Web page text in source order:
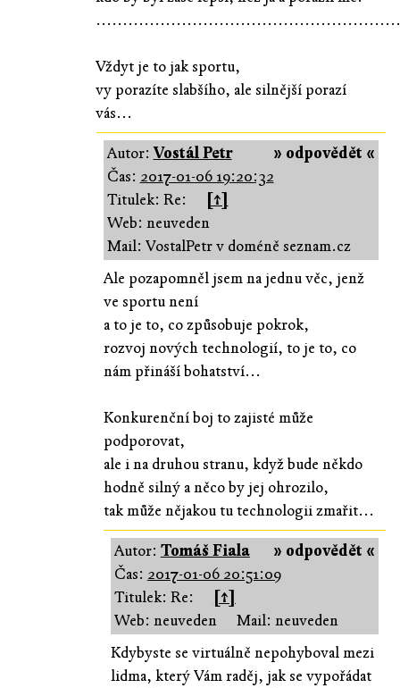
Vždyt je to jak sportu,
vy porazíte slabšího, ale silnější porazí
vás...
» odpovědět «
Autor:Vostál Petr
Čas: 2017-01-06 19:20:32
Titulek: Re:
[↑]
Web: neuveden
Mail: VostalPetr v doméně seznam.cz
Ale pozapomněl jsem na jednu věc, jenž
ve sportu není
a to je to, co způsobuje pokrok,
rozvoj nových technologií, to je to, co
nám přináší bohatství...
Konkurenční boj to zajisté může
podporovat,
ale i na druhou stranu, když bude někdo
hodně silný a něco by jej ohrozilo,
tak může nějakou tu technologii zmařit...
» odpovědět «
Autor: Tomáš Fiala
Čas: 2017-01-06 20:51:09
Titulek: Re:
[↑]
Web: neuveden
Mail: neuveden
Kdybyste se virtuálně nepohyboval mezi
lidma, který Vám raděj, jak se vypořádat